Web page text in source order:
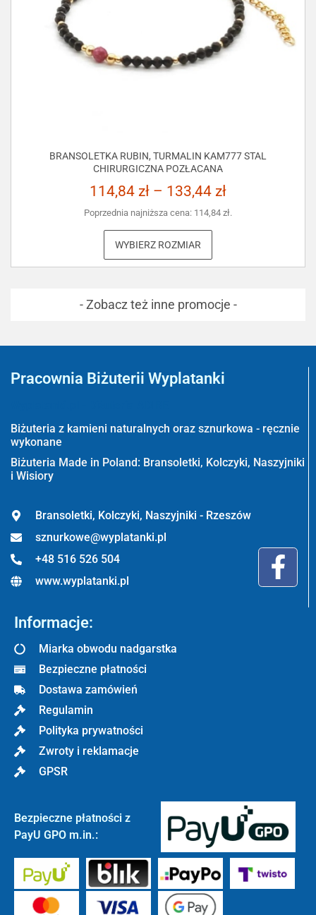
BRANSOLETKA RUBIN, TURMALIN KAM777 STAL
CHIRURGICZNA POZŁACANA
114,84 zł – 133,44 zł
Poprzednia najniższa cena: 114,84 zł.
WYBIERZ ROZMIAR
- Zobacz też inne promocje -
Pracownia Biżuterii Wyplatanki
Biżuteria z kamieni naturalnych oraz sznurkowa - ręcznie
wykonane
Biżuteria Made in Poland: Bransoletki, Kolczyki, Naszyjniki
i Wisiory
Bransoletki, Kolczyki, Naszyjniki - Rzeszów
sznurkowe@wyplatanki.pl
+48 516 526 504
www.wyplatanki.pl
Informacje:
Miarka obwodu nadgarstka
Bezpieczne płatności
Dostawa zamówień
Regulamin
Polityka prywatności
Zwroty i reklamacje
GPSR
Bezpieczne płatności z
PayU GPO m.in.: